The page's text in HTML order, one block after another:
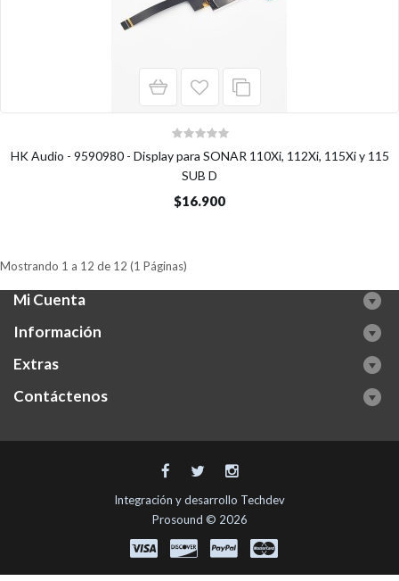
HK Audio - 9590980 - Display para SONAR 110Xi, 112Xi, 115Xi y 115
SUB D
$16.900
Mostrando 1 a 12 de 12 (1 Páginas)
Mi Cuenta
Información
Extras
Contáctenos
Integración y desarrollo Techdev
Prosound © 2026